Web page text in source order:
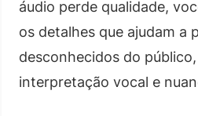
áudio perde qualidade,
os detalhes que ajudam a
desconhecidos do
interpretação vocal e